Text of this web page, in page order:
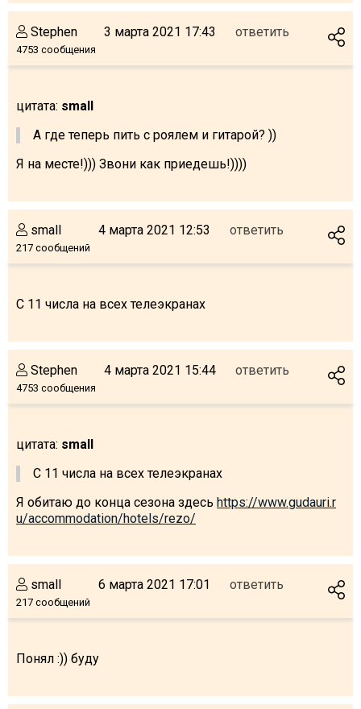
Stephen
4753 сообщения
3 марта 2021 17:43 ответить
цитата: small
А где теперь пить с роялем и гитарой? ))
Я на месте!))) Звони как приедешь!))))
small
217 сообщений
4 марта 2021 12:53 ответить
C 11 числа на всех телеэкранах
Stephen
4753 сообщения
4 марта 2021 15:44 ответить
цитата: small
C 11 числа на всех телеэкранах
Я обитаю до конца сезона здесь https://www.gudauri.r
u/accommodation/hotels/rezo/
small
217 сообщений
6 марта 2021 17:01 ответить
Понял :)) буду
Безопасность